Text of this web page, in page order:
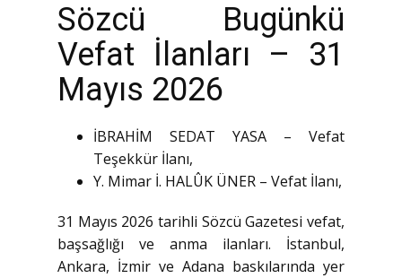
Sözcü Bugünkü
Vefat İlanları – 31
Mayıs 2026
İBRAHİM SEDAT YASA – Vefat
Teşekkür İlanı,
Y. Mimar İ. HALÛK ÜNER – Vefat İlanı,
31 Mayıs 2026 tarihli Sözcü Gazetesi vefat,
başsağlığı ve anma ilanları. İstanbul,
Ankara, İzmir ve Adana baskılarında yer